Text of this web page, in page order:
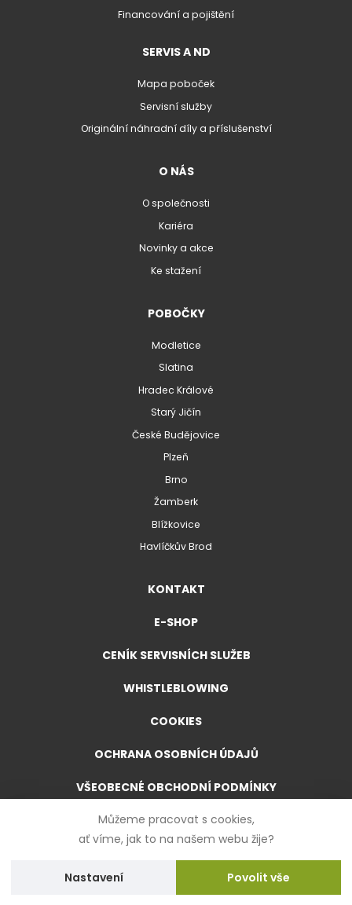
Můžeme pracovat s cookies,
ať víme, jak to na našem webu žije?
Nastavení
Financování a pojištění
SERVIS A ND
Mapa poboček
Servisní služby
Originální náhradní díly a příslušenství
O NÁS
O společnosti
Kariéra
Novinky a akce
Ke stažení
POBOČKY
Modletice
Slatina
Hradec Králové
Starý Jičín
České Budějovice
Plzeň
Brno
Žamberk
Blížkovice
Havlíčkův Brod
KONTAKT
E-SHOP
CENÍK SERVISNÍCH SLUŽEB
WHISTLEBLOWING
COOKIES
OCHRANA OSOBNÍCH ÚDAJŮ
VŠEOBECNÉ OBCHODNÍ PODMÍNKY
VŠEOBECNÉ OBCHODNÍ PODMÍNKY PRO E-SHOP